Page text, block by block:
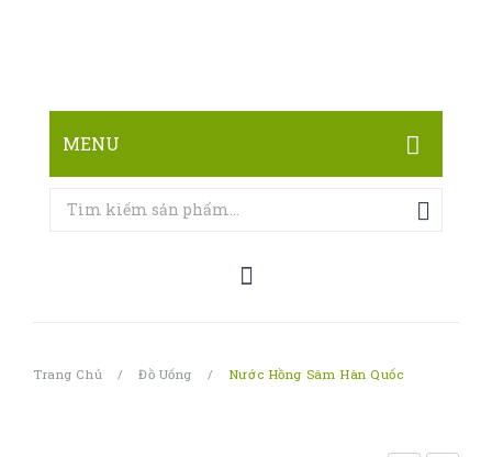
MENU
TRANG CHỦ
Trang Chủ / Đồ Uống / Nước Hồng Sâm Hàn Quốc